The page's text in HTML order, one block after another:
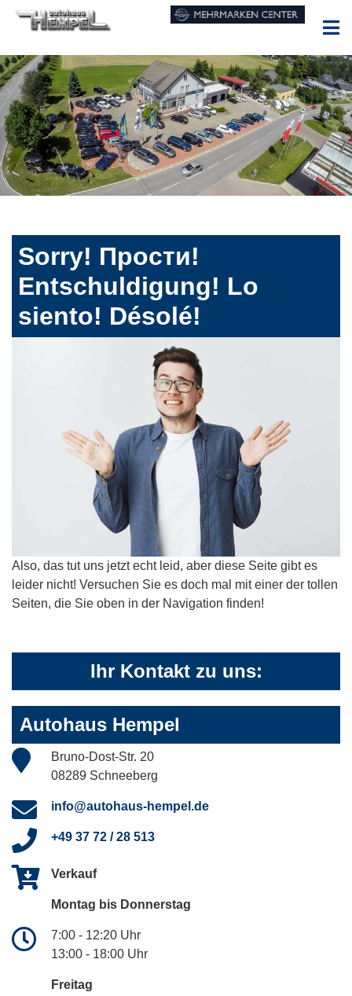
Sorry! Прости!
Entschuldigung! Lo
siento! Désolé!
Also, das tut uns jetzt echt leid, aber diese Seite gibt es
leider nicht! Versuchen Sie es doch mal mit einer der tollen
Seiten, die Sie oben in der Navigation finden!
Ihr Kontakt zu uns:
Autohaus Hempel
Bruno-Dost-Str. 20
08289 Schneeberg
info@autohaus-hempel.de
+49 37 72 / 28 513
Verkauf
Montag bis Donnerstag
7:00 - 12:20 Uhr
13:00 - 18:00 Uhr
Freitag